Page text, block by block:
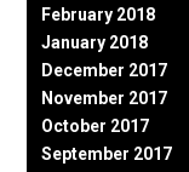
February 2018
January 2018
December 2017
November 2017
October 2017
September 2017